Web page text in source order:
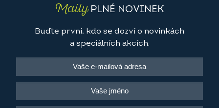
MailyPLNÉ NOVINEK
Buďte první, kdo se dozví o novinkách
a speciálních akcích.